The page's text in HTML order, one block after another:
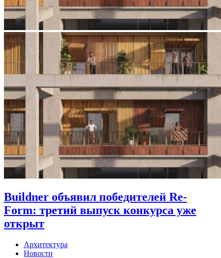
Buildner объявил победителей Re-
Form: третий выпуск конкурса уже
открыт
Архитектура
Новости